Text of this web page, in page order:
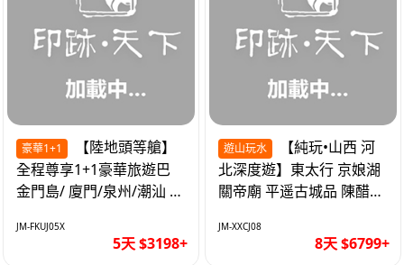
豪華1+1
全程尊享1+1豪華旅遊巴
金門島/ 廈門/泉州/潮汕 無
JM-FKUJ05X
5天 $3198+
遊山玩水
北深度遊】東太行 京娘湖
關帝廟 平遥古城品 陳醋咖
JM-XXCJ08
8天 $6799+